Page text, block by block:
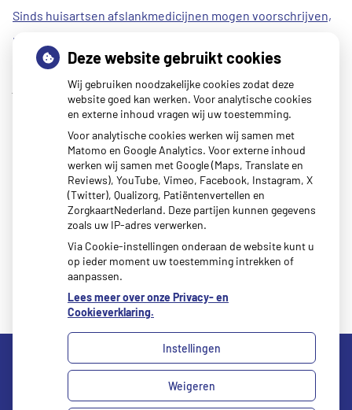
Sinds huisartsen afslankmedicijnen mogen voorschrijven,
neemt gebruik toe
Eigen risico gaat onder toekomstig kabinet omhoog
januari 2026
Schurft sinds corona geen vergeten ziekte meer: aantal
uitbraken fors gestegen30 januari 2026
Kunst van Marlies Spijker in onze praktijk27 januari 2026
CZ vergoedt zorg van twee gespecialiseerde
revalidatieartsen niet meer 20 januari 2026
Uw Zorg Online|Beheer
Deze website gebruikt cookies
Wij gebruiken noodzakelijke cookies zodat deze
website goed kan werken. Voor analytische cookies
en externe inhoud vragen wij uw toestemming.
Voor analytische cookies werken wij samen met
Matomo en Google Analytics. Voor externe inhoud
werken wij samen met Google (Maps, Translate en
Reviews), YouTube, Vimeo, Facebook, Instagram, X
(Twitter), Qualizorg, Patiëntenvertellen en
ZorgkaartNederland. Deze partijen kunnen gegevens
zoals uw IP-adres verwerken.
Via Cookie-instellingen onderaan de website kunt u
op ieder moment uw toestemming intrekken of
aanpassen.
Lees meer over onze Privacy- en
Cookieverklaring.
Instellingen
Weigeren